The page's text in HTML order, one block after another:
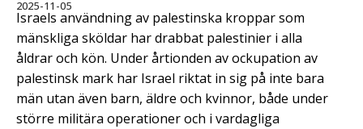
2025-11-05
Israels användning av palestinska kroppar som
mänskliga sköldar har drabbat palestinier i alla
åldrar och kön. Under årtionden av ockupation av
palestinsk mark har Israel riktat in sig på inte bara
män utan även barn, äldre och kvinnor, både under
större militära operationer och i vardagliga